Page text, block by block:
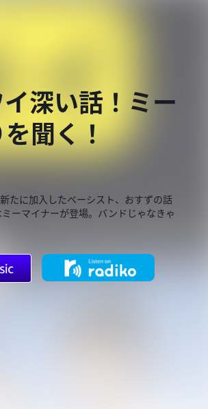
深い話！ミー
聞く！
たに加入したベーシスト、おすずの話
ーマイナーが登場。バンドじゃなきゃ